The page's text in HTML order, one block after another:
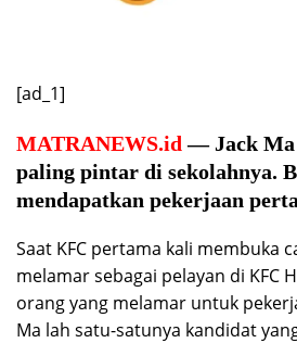
[ad_1]
MATRANEWS.id— Jack Ma
paling pintar di sekolahnya.
mendapatkan pekerjaan
Saat KFC pertama kali membuka
melamar sebagai pelayan di KFC
orang yang melamar untuk
Ma lah satu-satunya kandidat